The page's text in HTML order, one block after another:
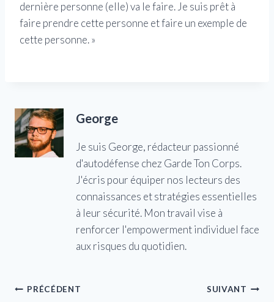
dernière personne (elle) va le faire. Je suis prêt à
faire prendre cette personne et faire un exemple de
cette personne. »
George
Je suis George, rédacteur passionné
d'autodéfense chez Garde Ton Corps.
J'écris pour équiper nos lecteurs des
connaissances et stratégies essentielles
à leur sécurité. Mon travail vise à
renforcer l'empowerment individuel face
aux risques du quotidien.
Navigation
PRÉCÉDENT SUIVANT